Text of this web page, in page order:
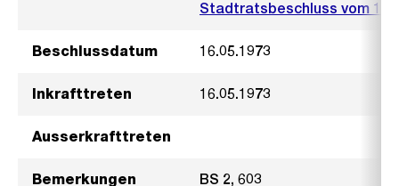
Stadtratsbeschluss vom 16.
Beschlussdatum 16.05.1973
Inkrafttreten 16.05.1973
Ausserkrafttreten
Bemerkungen BS 2, 603